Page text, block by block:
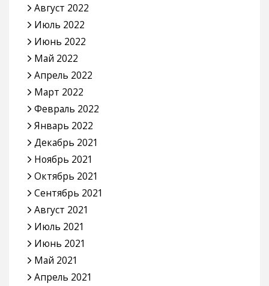
Август 2022
Июль 2022
Июнь 2022
Май 2022
Апрель 2022
Март 2022
Февраль 2022
Январь 2022
Декабрь 2021
Ноябрь 2021
Октябрь 2021
Сентябрь 2021
Август 2021
Июль 2021
Июнь 2021
Май 2021
Апрель 2021